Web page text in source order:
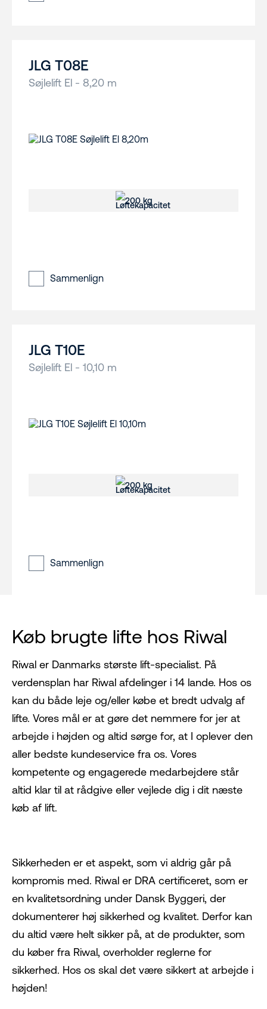
JLG T08E
Søjlelift El - 8,20 m
200 kg
Sammenlign
JLG T10E
Søjlelift El - 10,10 m
200 kg
Sammenlign
Køb brugte lifte hos Riwal
Riwal er Danmarks største lift-specialist. På
verdensplan har Riwal afdelinger i 14 lande. Hos os
kan du både leje og/eller købe et bredt udvalg af
lifte. Vores mål er at gøre det nemmere for jer at
arbejde i højden og altid sørge for, at I oplever den
aller bedste kundeservice fra os. Vores
kompetente og engagerede medarbejdere står
altid klar til at rådgive eller vejlede dig i dit næste
køb af lift.
Sikkerheden er et aspekt, som vi aldrig går på
kompromis med. Riwal er DRA certificeret, som er
en kvalitetsordning under Dansk Byggeri, der
dokumenterer høj sikkerhed og kvalitet. Derfor kan
du altid være helt sikker på, at de produkter, som
du køber fra Riwal, overholder reglerne for
sikkerhed. Hos os skal det være sikkert at arbejde i
højden!